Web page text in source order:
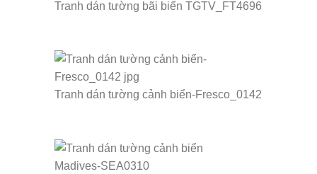
Tranh dán tường bãi biển TGTV_FT4696
Tranh dán tường cảnh biển-Fresco_0142